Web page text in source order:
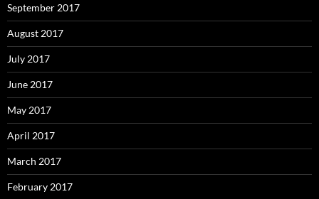
September 2017
August 2017
July 2017
June 2017
May 2017
April 2017
March 2017
February 2017